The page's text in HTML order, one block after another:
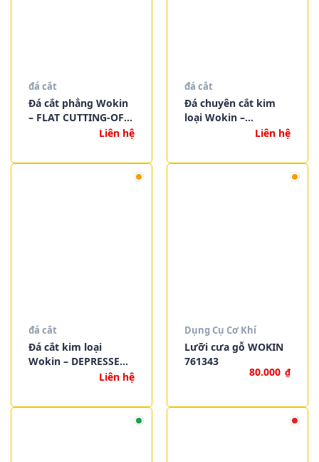
đá cắt
Đá cắt phẳng Wokin
– FLAT CUTTING-OFF
WHEEL (TYPE41)Liên hệ
đá cắt
Đá chuyên cắt kim
loại Wokin –
DEPRESSED CENTRE
(METAL)
Liên hệ
đá cắt
Đá cắt kim loại
Wokin – DEPRESSED
CENTRE CUTTINGLiên hệ
Dụng Cụ Cơ Khí
Lưỡi cưa gỗ WOKIN
761343
80.000 ₫